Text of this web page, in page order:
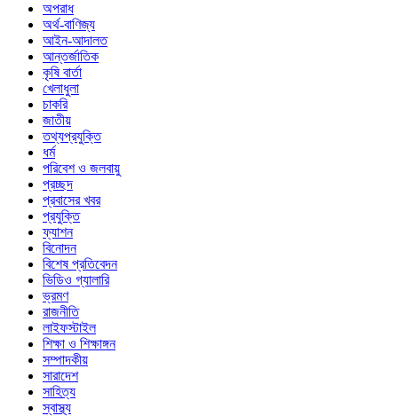
অপরাধ
অর্থ-বাণিজ্য
আইন-আদালত
আন্তর্জাতিক
কৃষি বার্তা
খেলাধুলা
চাকরি
জাতীয়
তথ্যপ্রযুক্তি
ধর্ম
পরিবেশ ও জলবায়ু
প্রচ্ছদ
প্রবাসের খবর
প্রযুক্তি
ফ্যাশন
বিনোদন
বিশেষ প্রতিবেদন
ভিডিও গ্যালারি
ভ্রমণ
রাজনীতি
লাইফস্টাইল
শিক্ষা ও শিক্ষাঙ্গন
সম্পাদকীয়
সারাদেশ
সাহিত্য
স্বাস্থ্য